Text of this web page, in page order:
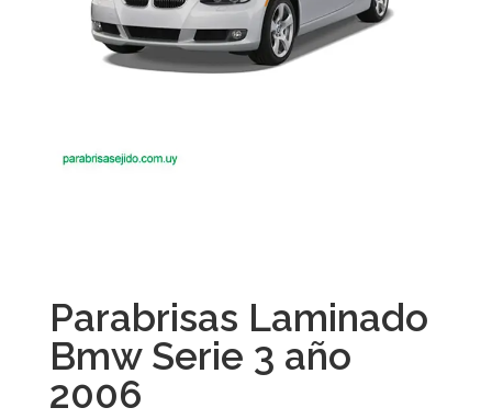
Parabrisas Laminado
Bmw Serie 3 año
2006